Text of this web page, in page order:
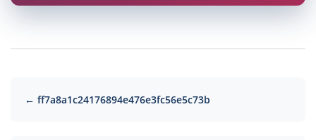
← ff7a8a1c24176894e476e3fc56e5c73b